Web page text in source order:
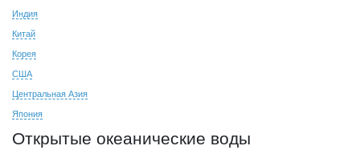
Индия
Китай
Корея
США
Центральная Азия
Япония
Открытые океанические воды